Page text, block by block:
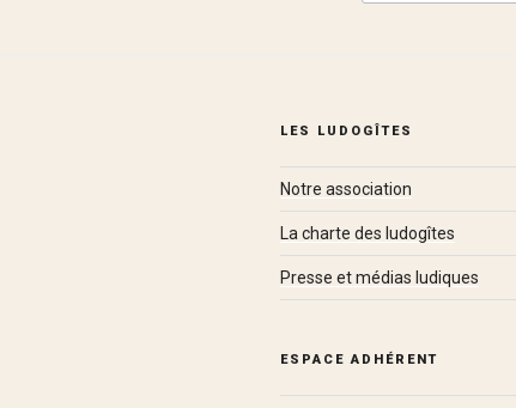
LES LUDOGÎTES
Notre association
La charte des ludogîtes
Presse et médias ludiques
ESPACE ADHÉRENT